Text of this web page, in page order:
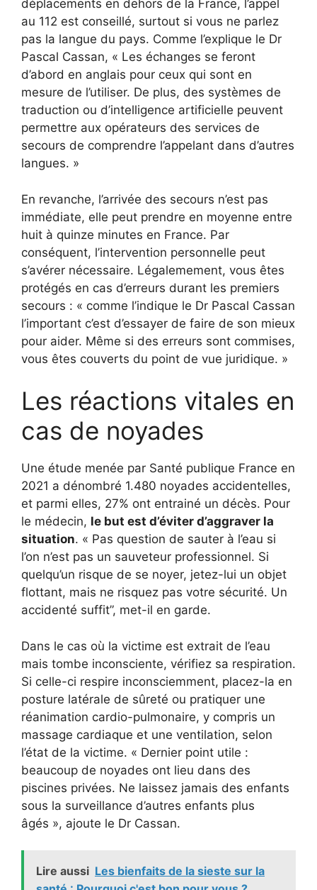
déplacements en dehors de la France, l’appel
au 112 est conseillé, surtout si vous ne parlez
pas la langue du pays. Comme l’explique le Dr
Pascal Cassan, « Les échanges se feront
d’abord en anglais pour ceux qui sont en
mesure de l’utiliser. De plus, des systèmes de
traduction ou d’intelligence artificielle peuvent
permettre aux opérateurs des services de
secours de comprendre l’appelant dans d’autres
langues. »
En revanche, l’arrivée des secours n’est pas
immédiate, elle peut prendre en moyenne entre
huit à quinze minutes en France. Par
conséquent, l’intervention personnelle peut
s’avérer nécessaire. Légalemement, vous êtes
protégés en cas d’erreurs durant les premiers
secours : « comme l’indique le Dr Pascal Cassan
l’important c’est d’essayer de faire de son mieux
pour aider. Même si des erreurs sont commises,
vous êtes couverts du point de vue juridique. »
Les réactions vitales en
cas de noyades
Une étude menée par Santé publique France en
2021 a dénombré 1.480 noyades accidentelles,
et parmi elles, 27% ont entrainé un décès. Pour
le médecin, le but est d’éviter d’aggraver la
situation. « Pas question de sauter à l’eau si
l’on n’est pas un sauveteur professionnel. Si
quelqu’un risque de se noyer, jetez-lui un objet
flottant, mais ne risquez pas votre sécurité. Un
accidenté suffit”, met-il en garde.
Dans le cas où la victime est extrait de l’eau
mais tombe inconsciente, vérifiez sa respiration.
Si celle-ci respire inconsciemment, placez-la en
posture latérale de sûreté ou pratiquer une
réanimation cardio-pulmonaire, y compris un
massage cardiaque et une ventilation, selon
l’état de la victime. « Dernier point utile :
beaucoup de noyades ont lieu dans des
piscines privées. Ne laissez jamais des enfants
sous la surveillance d’autres enfants plus
âgés », ajoute le Dr Cassan.
Lire aussi Les bienfaits de la sieste sur la